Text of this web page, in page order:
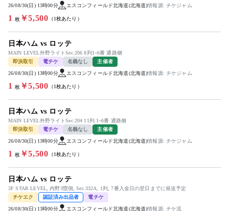
26/08/30(日) 13時00分 エスコンフィールド北海道(北海道)情報源: チケジャム
1 枚￥5,500 （1枚あたり）
日本ハム vs ロッテ
MAIN LEVEL外野ライトSec.206 8列1~6番 通路侧
即決取引
電チケ 名義なし 主催者
26/08/30(日) 13時00分 エスコンフィールド北海道(北海道)情報源: チケジャム
1 枚￥5,500 （1枚あたり）
日本ハム vs ロッテ
MAIN LEVEL外野ライトSec.204 11列 1~6番 通路侧
即決取引
電チケ 名義なし 主催者
26/08/30(日) 13時00分 エスコンフィールド北海道(北海道)情報源: チケジャム
1 枚￥5,500 （1枚あたり）
日本ハム vs ロッテ
3F STAR LEVEL, 内野3塁側, Sec.332A, 1列, 7番入金日の翌日までに発送予定
チケエク
認証済み出品者 電チケ
26/08/30(日) 13時00分 エスコンフィールド北海道(北海道)情報源: チケ流